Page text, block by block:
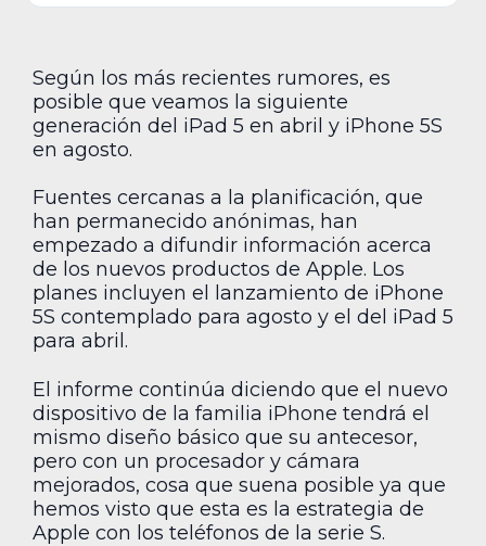
Según los más recientes rumores, es
posible que veamos la siguiente
generación del iPad 5 en abril y iPhone 5S
en agosto.
Fuentes cercanas a la planificación, que
han permanecido anónimas, han
empezado a difundir información acerca
de los nuevos productos de Apple. Los
planes incluyen el lanzamiento de iPhone
5S contemplado para agosto y el del iPad 5
para abril.
El informe continúa diciendo que el nuevo
dispositivo de la familia iPhone tendrá el
mismo diseño básico que su antecesor,
pero con un procesador y cámara
mejorados, cosa que suena posible ya que
hemos visto que esta es la estrategia de
Apple con los teléfonos de la serie S.